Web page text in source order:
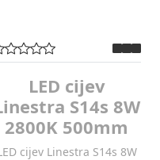
LED cijev
S14s 8W
2800K 500mm
cijev Linestra S14s 8W